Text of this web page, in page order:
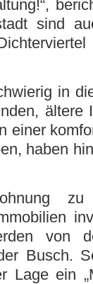
sind
in
ältere
einer
haben
zu
von
Busch.
Lage ein